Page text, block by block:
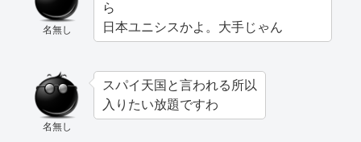
名無し
ら
日本ユニシスかよ。大手じゃん
名無し
スパイ天国と言われる所以
入りたい放題ですわ